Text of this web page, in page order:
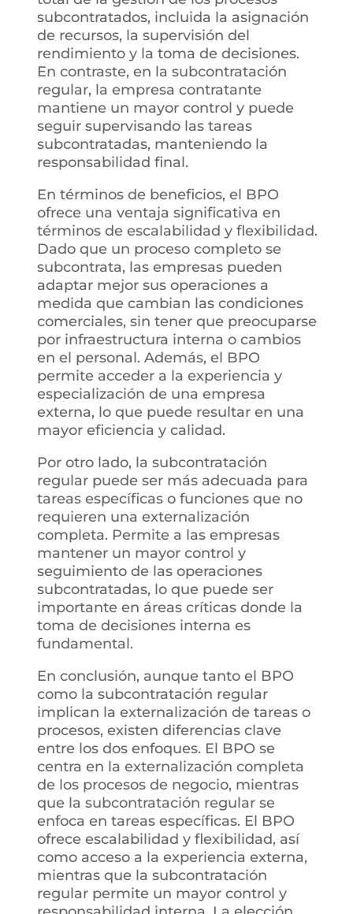
subcontratados, incluida la asignación
de recursos, la supervisión del
rendimiento y la toma de decisiones.
En contraste, en la subcontratación
regular, la empresa contratante
mantiene un mayor control y puede
seguir supervisando las tareas
subcontratadas, manteniendo la
responsabilidad final.
En términos de beneficios, el BPO
ofrece una ventaja significativa en
términos de escalabilidad y flexibilidad.
Dado que un proceso completo se
subcontrata, las empresas pueden
adaptar mejor sus operaciones a
medida que cambian las condiciones
comerciales, sin tener que preocuparse
por infraestructura interna o cambios
en el personal. Además, el BPO
permite acceder a la experiencia y
especialización de una empresa
externa, lo que puede resultar en una
mayor eficiencia y calidad.
Por otro lado, la subcontratación
regular puede ser más adecuada para
tareas específicas o funciones que no
requieren una externalización
completa. Permite a las empresas
mantener un mayor control y
seguimiento de las operaciones
subcontratadas, lo que puede ser
importante en áreas críticas donde la
toma de decisiones interna es
fundamental.
En conclusión, aunque tanto el BPO
como la subcontratación regular
implican la externalización de tareas o
procesos, existen diferencias clave
entre los dos enfoques. El BPO se
centra en la externalización completa
de los procesos de negocio, mientras
que la subcontratación regular se
enfoca en tareas específicas. El BPO
ofrece escalabilidad y flexibilidad, así
como acceso a la experiencia externa,
mientras que la subcontratación
regular permite un mayor control y